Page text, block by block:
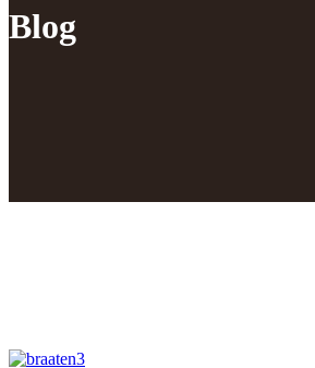
Blog